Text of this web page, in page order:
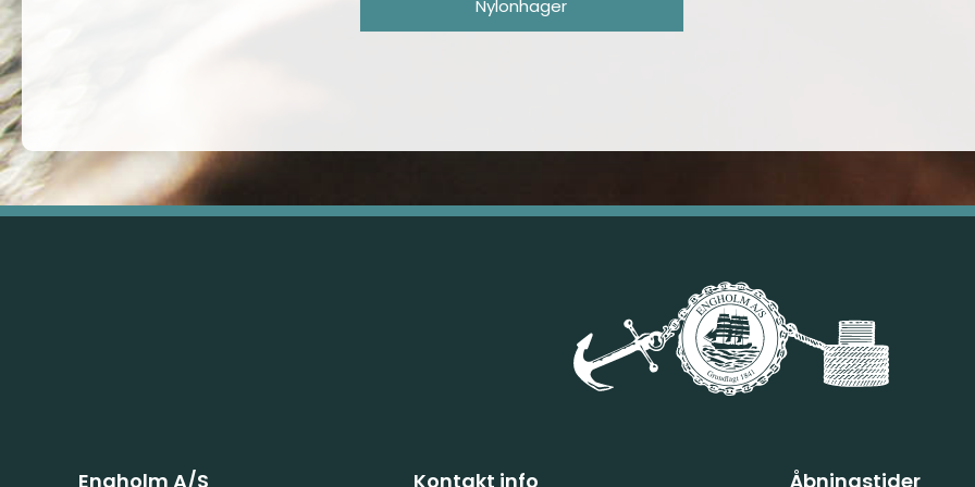
Nylonhager
Engholm A/S Kontakt info Åbningstider